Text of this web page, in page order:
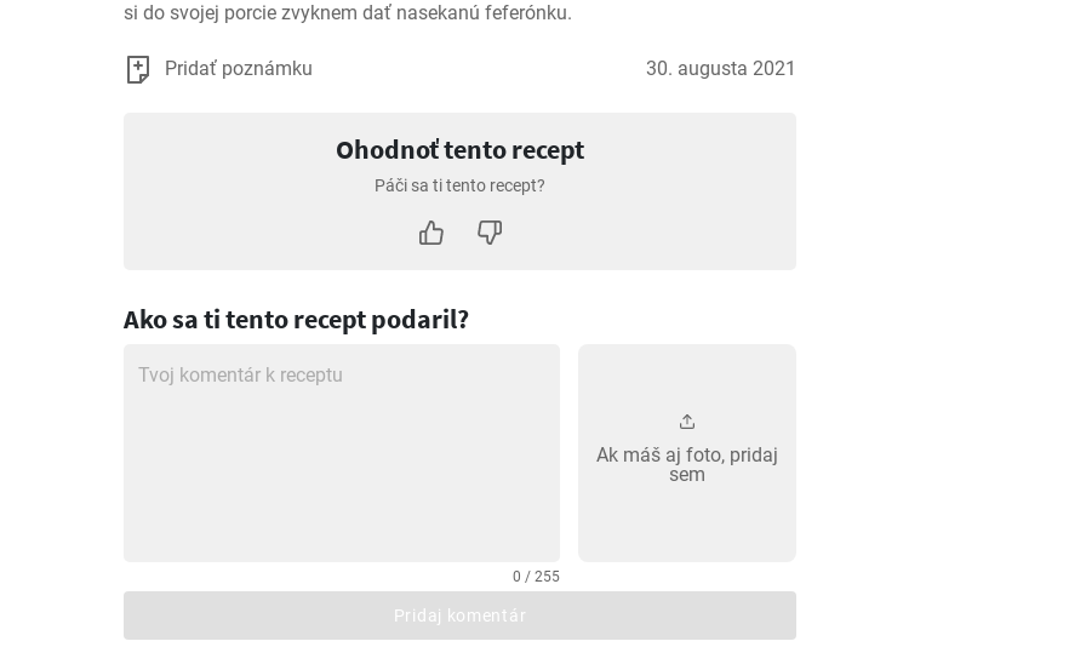
si do svojej porcie zvyknem dať nasekanú feferónku.
Pridať poznámku 30. augusta 2021
Ohodnoť tento recept
Páči sa ti tento recept?
Ako sa ti tento recept podaril?
0 / 255
Ak máš aj foto, pridaj
sem
Pridaj komentár